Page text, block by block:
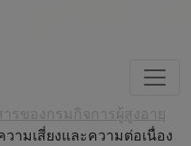
รของกรมกิจการผู้สูงอายุ
ามเสี่ยงและความต่อเนื่อง